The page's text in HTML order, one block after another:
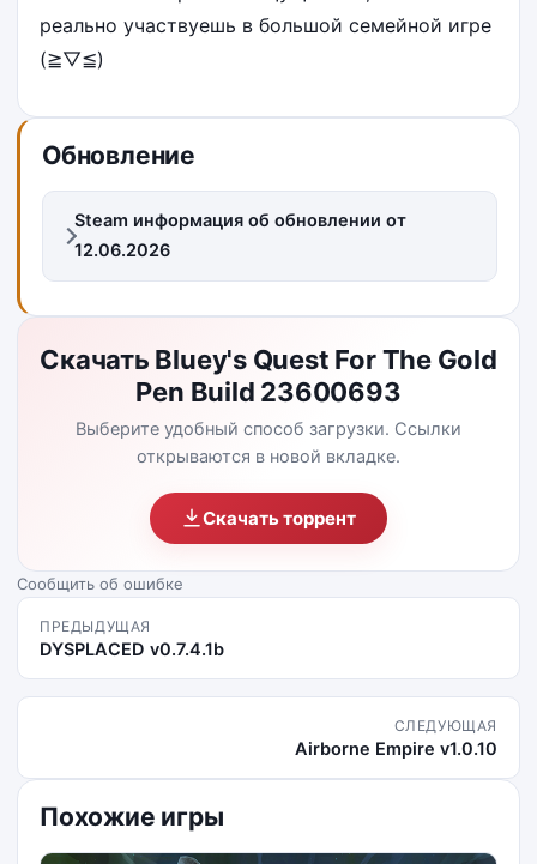
реально участвуешь в большой семейной игре
(≧▽≦)
Обновление
Steam информация об обновлении от
12.06.2026
Скачать Bluey's Quest For The Gold
Pen Build 23600693
Выберите удобный способ загрузки. Ссылки
открываются в новой вкладке.
Скачать торрент
Сообщить об ошибке
ПРЕДЫДУЩАЯ
DYSPLACED v0.7.4.1b
СЛЕДУЮЩАЯ
Airborne Empire v1.0.10
Похожие игры